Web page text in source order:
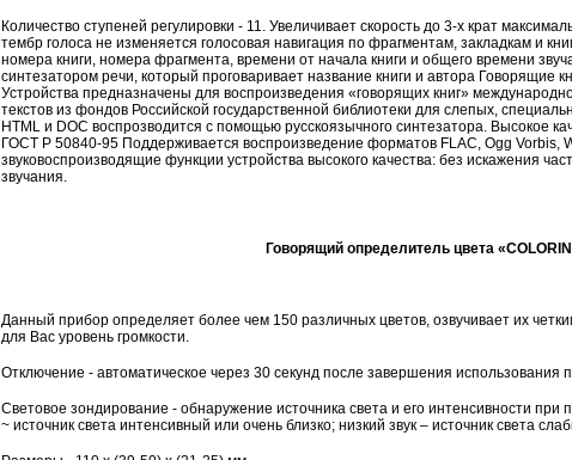
Количество ступеней регулировки - 11. Увеличивает скорость до 3-х крат
тембр голоса не изменяется голосовая навигация по фрагментам, закладкам и
номера книги, номера фрагмента, времени от начала книги и общего времени
синтезатором речи, который проговаривает название книги и автора Говорящие
Устройства предназначены для воспроизведения «говорящих книг»
текстов из фондов Российской государственной библиотеки для слепых,
HTML и DOC воспрозводится с помощью русскоязычного синтезатора. Высокое
ГОСТ Р 50840-95 Поддерживается воспроизведение форматов FLAC, Ogg Vorbis,
звуковоспроизводящие функции устройства высокого качества: без искажения
звучания.
Говорящий определитель цвета «
Данный прибор определяет более чем 150 различных цветов, озвучивает их
для Вас уровень громкости.
Отключение - автоматическое через 30 секунд после завершения использования
Световое зондирование - обнаружение источника света и его интенсивности при
~ источник света интенсивный или очень близко; низкий звук – источник света